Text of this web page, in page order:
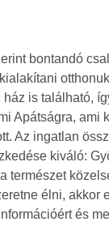
bontandó
is található,
Apátságra,
Az ingatlan
kiváló:
élni, akkor
és